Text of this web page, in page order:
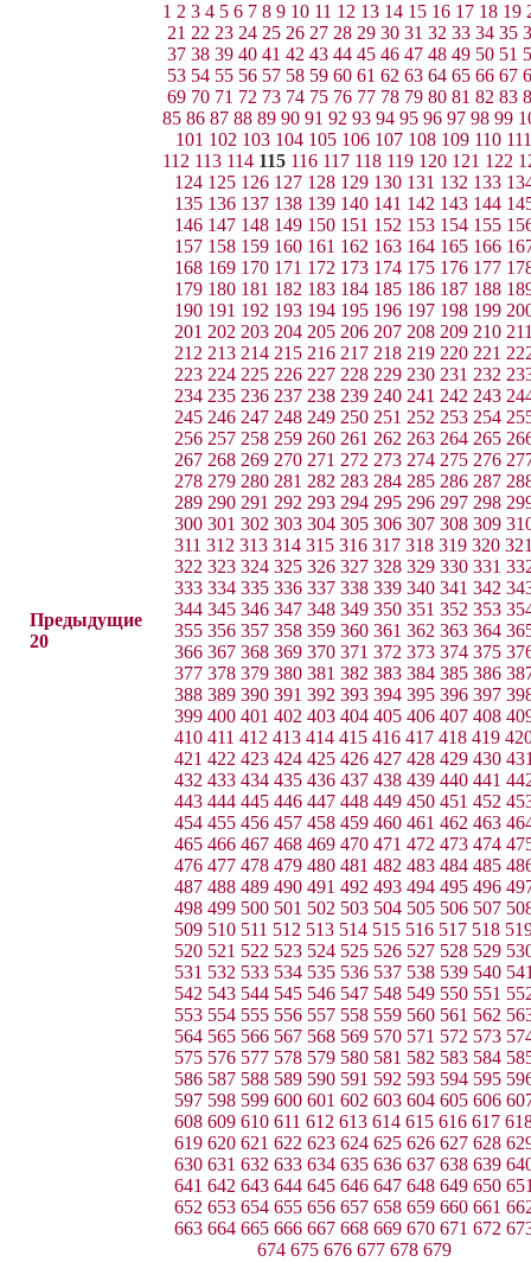
Предыдущие
20
1 2 3 4 5 6 7 8 9 10 11 12 13 14 15 16 17 18 19
21 22 23 24 25 26 27 28 29 30 31 32 33 34 35
37 38 39 40 41 42 43 44 45 46 47 48 49 50 51
53 54 55 56 57 58 59 60 61 62 63 64 65 66 67
69 70 71 72 73 74 75 76 77 78 79 80 81 82 83
85 86 87 88 89 90 91 92 93 94 95 96 97 98 99
101 102 103 104 105 106 107 108 109 110 111
112 113 114 115 116 117 118 119 120 121 122
124 125 126 127 128 129 130 131 132 133
135 136 137 138 139 140 141 142 143 144
146 147 148 149 150 151 152 153 154 155
157 158 159 160 161 162 163 164 165 166
168 169 170 171 172 173 174 175 176 177
179 180 181 182 183 184 185 186 187 188
190 191 192 193 194 195 196 197 198 199
201 202 203 204 205 206 207 208 209 210
212 213 214 215 216 217 218 219 220 221
223 224 225 226 227 228 229 230 231 232
234 235 236 237 238 239 240 241 242 243
245 246 247 248 249 250 251 252 253 254
256 257 258 259 260 261 262 263 264 265
267 268 269 270 271 272 273 274 275 276
278 279 280 281 282 283 284 285 286 287
289 290 291 292 293 294 295 296 297 298
300 301 302 303 304 305 306 307 308 309
311 312 313 314 315 316 317 318 319 320
322 323 324 325 326 327 328 329 330 331
333 334 335 336 337 338 339 340 341 342
344 345 346 347 348 349 350 351 352 353
355 356 357 358 359 360 361 362 363 364
366 367 368 369 370 371 372 373 374 375
377 378 379 380 381 382 383 384 385 386
388 389 390 391 392 393 394 395 396 397
399 400 401 402 403 404 405 406 407 408
410 411 412 413 414 415 416 417 418 419
421 422 423 424 425 426 427 428 429 430
432 433 434 435 436 437 438 439 440 441
443 444 445 446 447 448 449 450 451 452
454 455 456 457 458 459 460 461 462 463
465 466 467 468 469 470 471 472 473 474
476 477 478 479 480 481 482 483 484 485
487 488 489 490 491 492 493 494 495 496
498 499 500 501 502 503 504 505 506 507
509 510 511 512 513 514 515 516 517 518
520 521 522 523 524 525 526 527 528 529
531 532 533 534 535 536 537 538 539 540
542 543 544 545 546 547 548 549 550 551
553 554 555 556 557 558 559 560 561 562
564 565 566 567 568 569 570 571 572 573
575 576 577 578 579 580 581 582 583 584
586 587 588 589 590 591 592 593 594 595
597 598 599 600 601 602 603 604 605 606
608 609 610 611 612 613 614 615 616 617
619 620 621 622 623 624 625 626 627 628
630 631 632 633 634 635 636 637 638 639
641 642 643 644 645 646 647 648 649 650
652 653 654 655 656 657 658 659 660 661
663 664 665 666 667 668 669 670 671 672
674 675 676 677 678 679